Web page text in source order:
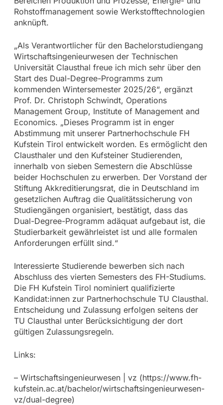
Rohstoffmanagement sowie Werkstofftechnologien
anknüpft.
„Als Verantwortlicher für den Bachelorstudiengang
Wirtschaftsingenieurwesen der Technischen
Universität Clausthal freue ich mich sehr über den
Start des Dual-Degree-Programms zum
kommenden Wintersemester 2025/26“, ergänzt
Prof. Dr. Christoph Schwindt, Operations
Management Group, Institute of Management and
Economics. „Dieses Programm ist in enger
Abstimmung mit unserer Partnerhochschule FH
Kufstein Tirol entwickelt worden. Es ermöglicht den
Clausthaler und den Kufsteiner Studierenden,
innerhalb von sieben Semestern die Abschlüsse
beider Hochschulen zu erwerben. Der Vorstand der
Stiftung Akkreditierungsrat, die in Deutschland im
gesetzlichen Auftrag die Qualitätssicherung von
Studiengängen organisiert, bestätigt, dass das
Dual-Degree-Programm adäquat aufgebaut ist, die
Studierbarkeit gewährleistet ist und alle formalen
Anforderungen erfüllt sind.“
Interessierte Studierende bewerben sich nach
Abschluss des vierten Semesters des FH-Studiums.
Die FH Kufstein Tirol nominiert qualifizierte
Kandidat:innen zur Partnerhochschule TU Clausthal.
Entscheidung und Zulassung erfolgen seitens der
TU Clausthal unter Berücksichtigung der dort
gültigen Zulassungsregeln.
Links:
– Wirtschaftsingenieurwesen | vz (https://www.fh-
kufstein.ac.at/bachelor/wirtschaftsingenieurwesen-
vz/dual-degree)